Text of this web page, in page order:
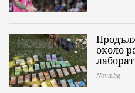
около
Nova.bg